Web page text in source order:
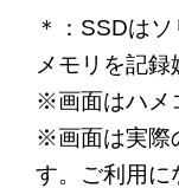
＊：SSDは
メモリを記録
※画面はハメ
※画面は実際
す。ご利用に